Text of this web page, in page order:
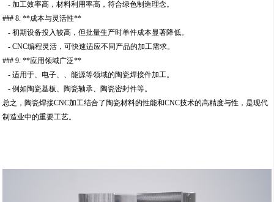
- 加工效率高，材料利用率高，符合绿色制造理念。
### 8. **成本与灵活性**
- 初期设备投入较高，但批量生产时单件成本显著降低。
- CNC编程灵活，可快速适应不同产品的加工需求。
### 9. **应用领域广泛**
- 适用于、电子、、能源等领域的陶瓷焊接件加工。
- 例如陶瓷基板、陶瓷轴承、陶瓷密封件等。
总之，陶瓷焊接CNC加工结合了陶瓷材料的性能和CNC技术的高精度与性，是现代
制造业中的重要工艺。